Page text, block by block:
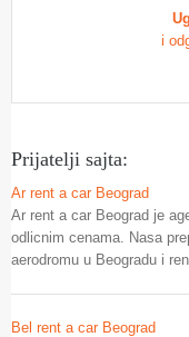
i
Prijatelji sajta:
Ar rent a car Beograd
Ar rent a car Beograd je
odlicnim cenama. Nasa
aerodromu u Beogradu i
Bel rent a car Beograd